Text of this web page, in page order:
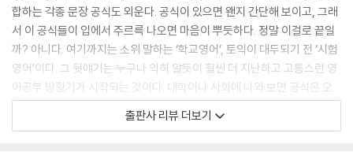
합하는 각종 문장 공식도 외운다. 공식이 있으면 왠지 간단해 보이고, 그래
서 이 공식들이 입에서 주르륵 나오면 마음이 뿌듯하다. 정말 이걸로 끝일
까? 아니다. 여기까지는 소위 말하는 ‘학교영어’, 토익이 대두되기 전 ‘시험
영어’이다. 그 뒷얘기는 누구나 익히 알듯이 훨씬 더 지난하고 고통스런 영
어공부 방황기가 시작되는 것이다. 대학이나 사회에 나와 보면 공식은 오
간데 없다. 기억조차 나지 않는다. 그래서 처음부터 다시 시작한다. 단어를
외우고, 공식을 외우고… 그런데! 그 공식을 기억하고 있다고 해서 그 공식
출판사 리뷰 더보기